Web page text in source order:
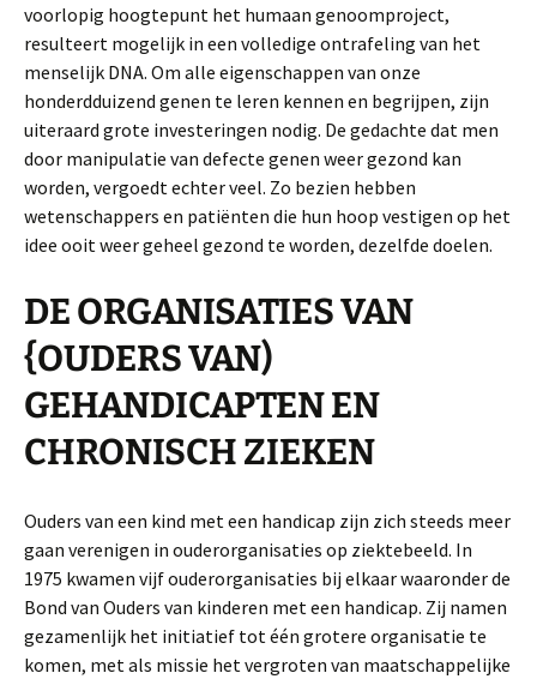
voorlopig hoogtepunt het humaan genoomproject,
resulteert mogelijk in een volledige ontrafeling van het
menselijk DNA. Om alle eigenschappen van onze
honderdduizend genen te leren kennen en begrijpen, zijn
uiteraard grote investeringen nodig. De gedachte dat men
door manipulatie van defecte genen weer gezond kan
worden, vergoedt echter veel. Zo bezien hebben
wetenschappers en patiënten die hun hoop vestigen op het
idee ooit weer geheel gezond te worden, dezelfde doelen.
DE ORGANISATIES VAN
{OUDERS VAN)
GEHANDICAPTEN EN
CHRONISCH ZIEKEN
Ouders van een kind met een handicap zijn zich steeds meer
gaan verenigen in ouderorganisaties op ziektebeeld. In
1975 kwamen vijf ouderorganisaties bij elkaar waaronder de
Bond van Ouders van kinderen met een handicap. Zij namen
gezamenlijk het initiatief tot één grotere organisatie te
komen, met als missie het vergroten van maatschappelijke